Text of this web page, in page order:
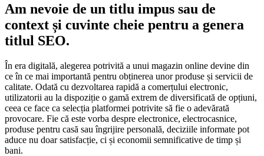
Am nevoie de un titlu impus sau de
context și cuvinte cheie pentru a genera
titlul SEO.
În era digitală, alegerea potrivită a unui magazin online devine din
ce în ce mai importantă pentru obținerea unor produse și servicii de
calitate. Odată cu dezvoltarea rapidă a comerțului electronic,
utilizatorii au la dispoziție o gamă extrem de diversificată de opțiuni,
ceea ce face ca selecția platformei potrivite să fie o adevărată
provocare. Fie că este vorba despre electronice, electrocasnice,
produse pentru casă sau îngrijire personală, deciziile informate pot
aduce nu doar satisfacție, ci și economii semnificative de timp și
bani.